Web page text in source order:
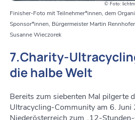
© Foto:
Finisher-Foto mit Teilnehmer*innen, dem
Sponsor*innen, Bürgermeister Martin
Susanne Wieczorek
7.Charity-
die halbe Welt
Bereits zum siebenten Mal pilgerte
Ultracycling-Community am 6.